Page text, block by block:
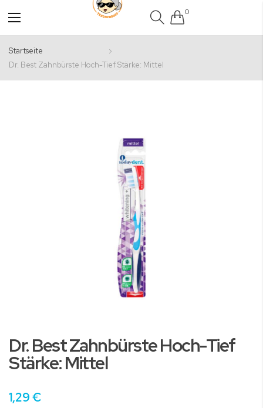
Navigation
umschalten
0
Startseite
Dr. Best Zahnbürste Hoch-Tief Stärke: Mittel
der
Bildgalerie
springen
Dr. Best Zahnbürste Hoch-Tief
Stärke: Mittel
1,29 €